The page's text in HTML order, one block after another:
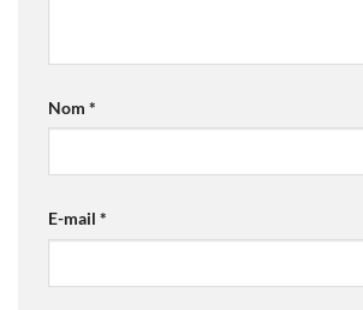
Nom *
E-mail *